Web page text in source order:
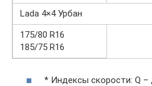
Lada 4×4 Урбан
175/80 R16
185/75 R16
* Индексы скорости: Q –